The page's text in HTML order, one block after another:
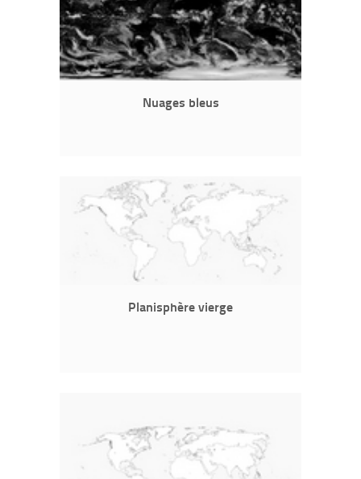
Nuages bleus
Planisphère vierge